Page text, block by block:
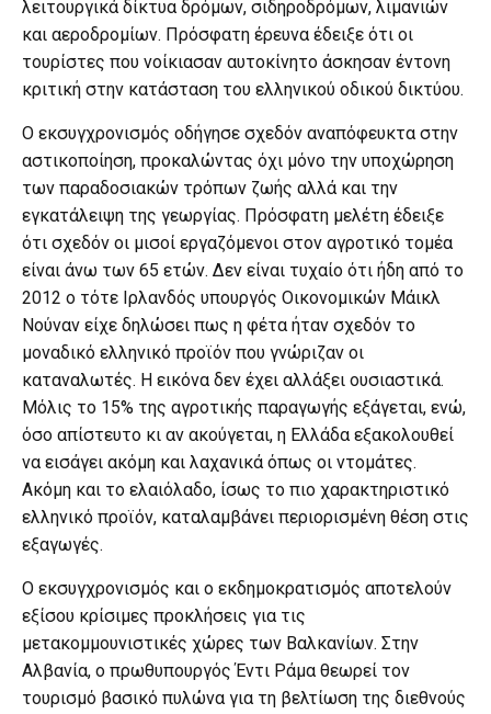
λειτουργικά δίκτυα δρόμων, σιδηροδρόμων, λιμανιών
και αεροδρομίων. Πρόσφατη έρευνα έδειξε ότι οι
τουρίστες που νοίκιασαν αυτοκίνητο άσκησαν έντονη
κριτική στην κατάσταση του ελληνικού οδικού δικτύου.
Ο εκσυγχρονισμός οδήγησε σχεδόν αναπόφευκτα στην
αστικοποίηση, προκαλώντας όχι μόνο την υποχώρηση
των παραδοσιακών τρόπων ζωής αλλά και την
εγκατάλειψη της γεωργίας. Πρόσφατη μελέτη έδειξε
ότι σχεδόν οι μισοί εργαζόμενοι στον αγροτικό τομέα
είναι άνω των 65 ετών. Δεν είναι τυχαίο ότι ήδη από το
2012 ο τότε Ιρλανδός υπουργός Οικονομικών Μάικλ
Νούναν είχε δηλώσει πως η φέτα ήταν σχεδόν το
μοναδικό ελληνικό προϊόν που γνώριζαν οι
καταναλωτές. Η εικόνα δεν έχει αλλάξει ουσιαστικά.
Μόλις το 15% της αγροτικής παραγωγής εξάγεται, ενώ,
όσο απίστευτο κι αν ακούγεται, η Ελλάδα εξακολουθεί
να εισάγει ακόμη και λαχανικά όπως οι ντομάτες.
Ακόμη και το ελαιόλαδο, ίσως το πιο χαρακτηριστικό
ελληνικό προϊόν, καταλαμβάνει περιορισμένη θέση στις
εξαγωγές.
Ο εκσυγχρονισμός και ο εκδημοκρατισμός αποτελούν
εξίσου κρίσιμες προκλήσεις για τις
μετακομμουνιστικές χώρες των Βαλκανίων. Στην
Αλβανία, ο πρωθυπουργός Έντι Ράμα θεωρεί τον
τουρισμό βασικό πυλώνα για τη βελτίωση της διεθνούς